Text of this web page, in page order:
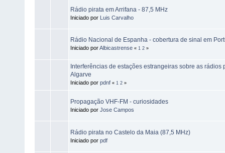
Rádio pirata em Arrifana - 87,5 MHz
Iniciado por Luis Carvalho
Rádio Nacional de Espanha - cobertura de sinal em
Iniciado porAlbicastrense « 1 2 »
Interferências de estações estrangeiras sobre as rádios
Algarve
Iniciado por pdnf « 1 2 »
Propagação VHF-FM - curiosidades
Iniciado por Jose Campos
Rádio pirata no Castelo da Maia (87,5 MHz)
Iniciado por pdf